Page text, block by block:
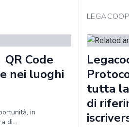
QR Code
nei luoghi
in
di...
tutta la
di